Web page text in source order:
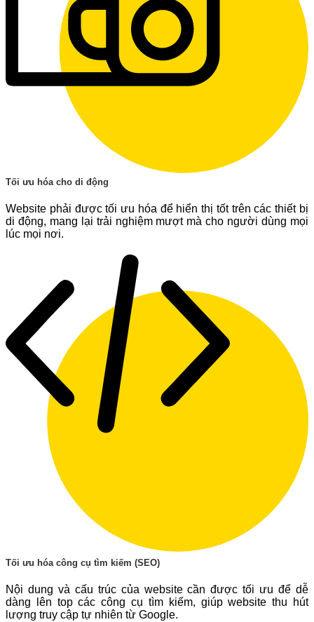
Tối ưu hóa cho di động
Website phải được tối ưu hóa để hiển thị tốt trên các thiết bị
di động, mang lại trải nghiệm mượt mà cho người dùng mọi
lúc mọi nơi.
Tối ưu hóa công cụ tìm kiếm (SEO)
Nội dung và cấu trúc của website cần được tối ưu để dễ
dàng lên top các công cụ tìm kiếm, giúp website thu hút
lượng truy cập tự nhiên từ Google.